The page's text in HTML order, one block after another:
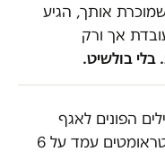
אותך, הגיע
אך ורק
בלי בולשיט.
הפונים לאגף
השיקום לצורך הכרה כפוסט־טראומטים עמד על 6